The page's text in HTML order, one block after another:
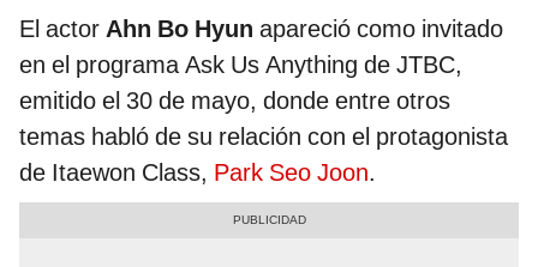
El actor Ahn Bo Hyun apareció como invitado
en el programa Ask Us Anything de JTBC,
emitido el 30 de mayo, donde entre otros
temas habló de su relación con el protagonista
de Itaewon Class, Park Seo Joon.